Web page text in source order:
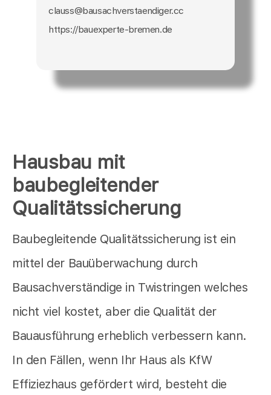
Hausbau mit
baubegleitender
Qualitätssicherung
Baubegleitende Qualitätssicherung ist ein
mittel der Bauüberwachung durch
Bausachverständige in Twistringen welches
nicht viel kostet, aber die Qualität der
Bauausführung erheblich verbessern kann.
In den Fällen, wenn Ihr Haus als KfW
Effiziezhaus gefördert wird, besteht die
clauss@bausachverstaendiger.cc
https://bauexperte-bremen.de